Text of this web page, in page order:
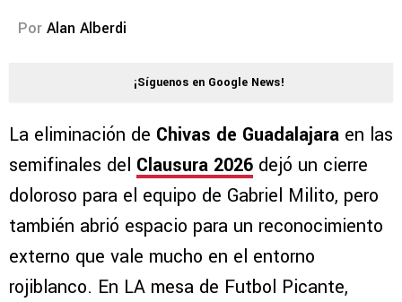
Por Alan Alberdi
¡Síguenos en Google News!
La eliminación de Chivas de Guadalajara en las
semifinales del Clausura 2026 dejó un cierre
doloroso para el equipo de Gabriel Milito, pero
también abrió espacio para un reconocimiento
externo que vale mucho en el entorno
rojiblanco. En LA mesa de Futbol Picante,